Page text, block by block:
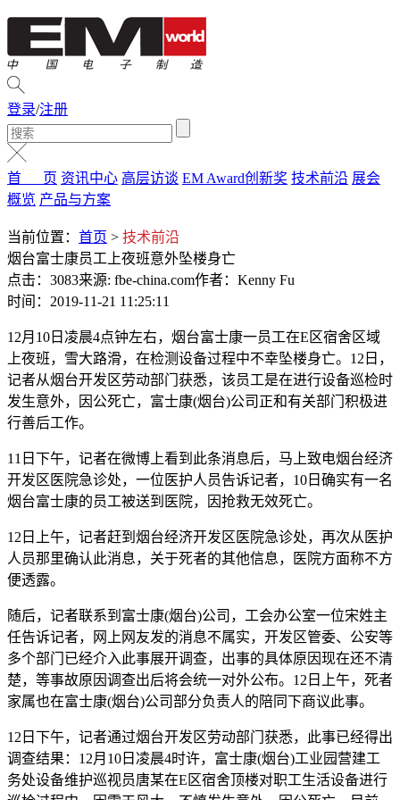
登录/注册
首 页 资讯中心 高层访谈 EM Award创新奖 技术前沿 展会
概览 产品与方案
当前位置： 首页 > 技术前沿
烟台富士康员工上夜班意外坠楼身亡
点击：3083来源: fbe-china.com作者：Kenny Fu
时间：2019-11-21 11:25:11
12月10日凌晨4点钟左右，烟台富士康一员工在E区宿舍区域
上夜班，雪大路滑，在检测设备过程中不幸坠楼身亡。12日，
记者从烟台开发区劳动部门获悉，该员工是在进行设备巡检时
发生意外，因公死亡，富士康(烟台)公司正和有关部门积极进
行善后工作。
11日下午，记者在微博上看到此条消息后，马上致电烟台经济
开发区医院急诊处，一位医护人员告诉记者，10日确实有一名
烟台富士康的员工被送到医院，因抢救无效死亡。
12日上午，记者赶到烟台经济开发区医院急诊处，再次从医护
人员那里确认此消息，关于死者的其他信息，医院方面称不方
便透露。
随后，记者联系到富士康(烟台)公司，工会办公室一位宋姓主
任告诉记者，网上网友发的消息不属实，开发区管委、公安等
多个部门已经介入此事展开调查，出事的具体原因现在还不清
楚，等事故原因调查出后将会统一对外公布。12日上午，死者
家属也在富士康(烟台)公司部分负责人的陪同下商议此事。
12日下午，记者通过烟台开发区劳动部门获悉，此事已经得出
调查结果：12月10日凌晨4时许，富士康(烟台)工业园营建工
务处设备维护巡视员唐某在E区宿舍顶楼对职工生活设备进行